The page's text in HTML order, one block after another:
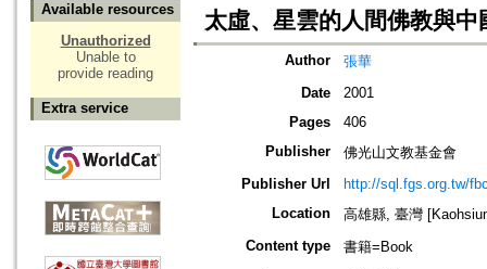
Available resources
Unauthorized
Unable to
provide reading
Extra service
太虛、星雲的人間佛教與中
Author
張華
Date
2001
Pages
406
Publisher
佛光山文教基金會
Publisher Url
http://sql.fgs.org.tw/
Location
高雄縣, 臺灣
Content type
書籍=Book